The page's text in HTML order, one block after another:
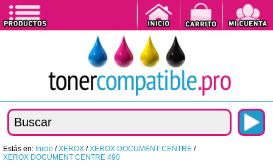
Estás en: Inicio /XEROX /XEROX DOCUMENT CENTRE /
XEROX DOCUMENT CENTRE 490